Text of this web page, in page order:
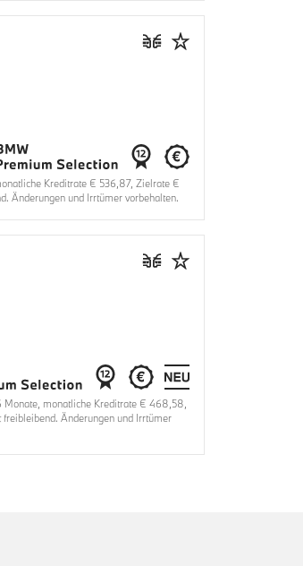
Kreditrate € 536,87, Zielrate €
Änderungen und Irrtümer vorbehalten.
monatliche Kreditrate € 468,58,
Änderungen und Irrtümer